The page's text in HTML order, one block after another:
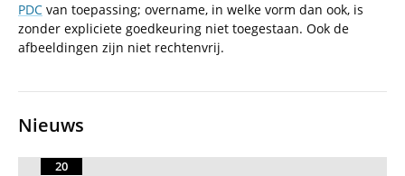
PDC van toepassing; overname, in welke vorm dan ook, is
zonder expliciete goedkeuring niet toegestaan. Ook de
afbeeldingen zijn niet rechtenvrij.
Nieuws
20